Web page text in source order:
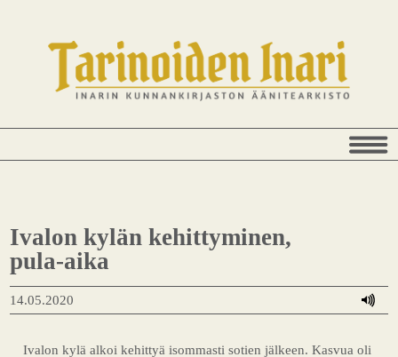
Ivalon kylän kehittyminen,
pula-aika
14.05.2020
Ivalon kylä alkoi kehittyä isommasti sotien jälkeen. Kasvua oli